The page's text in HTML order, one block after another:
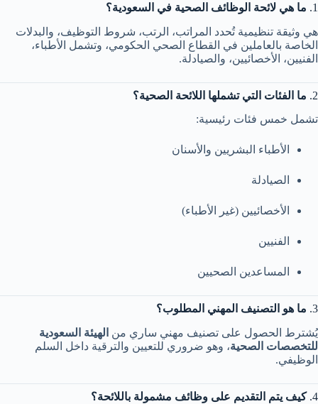
1. ما هي لائحة الوظائف الصحية في السعودية؟
هي وثيقة تنظيمية تُحدد المراتب، الرتب، شروط التوظيف، والبدلات
الخاصة بالعاملين في القطاع الصحي الحكومي، وتشمل الأطباء،
الفنيين، الأخصائيين، والصيادلة.
2. ما الفئات التي تشملها اللائحة الصحية؟
تشمل خمس فئات رئيسية:
الأطباء البشريين والأسنان
الصيادلة
الأخصائيين (غير الأطباء)
الفنيين
المساعدين الصحيين
3. ما هو التصنيف المهني المطلوب؟
يُشترط الحصول على تصنيف مهني ساري من الهيئة السعودية
للتخصصات الصحية، وهو ضروري للتعيين والترقية داخل السلم
الوظيفي.
4. كيف يتم التقديم على وظائف مشمولة باللائحة؟